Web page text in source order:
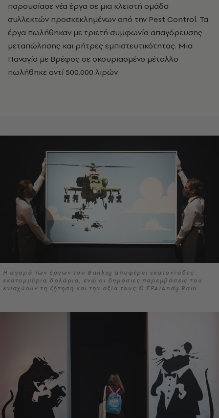
παρουσίασε νέα έργα σε μια κλειστή ομάδα
συλλεκτών προσκεκλημένων από την Pest Control. Τα
έργα πωλήθηκαν με τριετή συμφωνία απαγόρευσης
μεταπώλησης και ρήτρες εμπιστευτικότητας. Μια
Παναγία με Βρέφος σε σκουριασμένο μέταλλο
πωλήθηκε αντί 500.000 λιρών.
Η αγορά των έργων του Banksy αποφέρει εκατοντάδες
εκατομμύρια δολάρια, ενώ οι δημόσιες παρεμβάσεις του
ενισχύουν τη ζήτηση και την αξία τους © EPA/Andy Rain